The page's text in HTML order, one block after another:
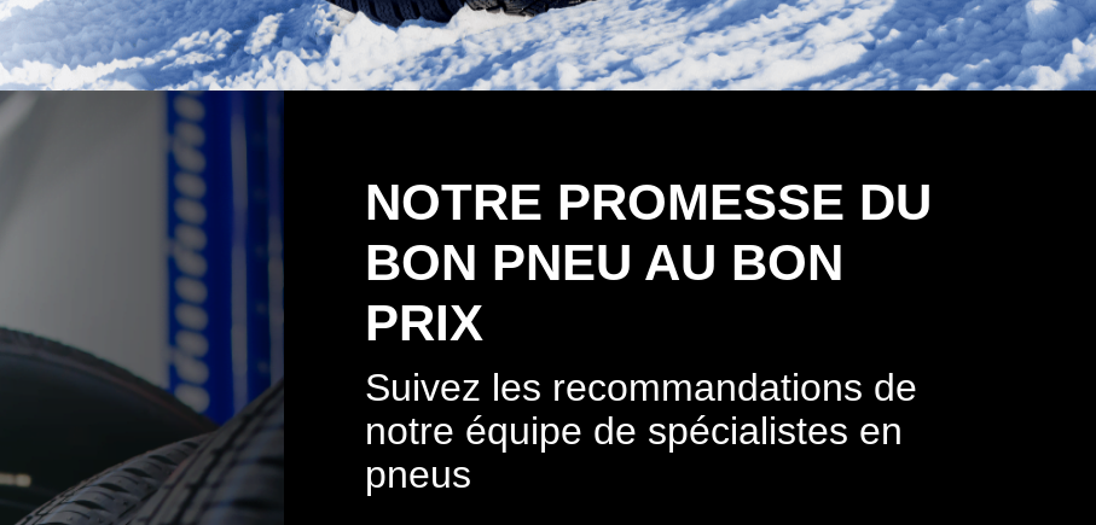
NOTRE PROMESSE DU
BON PNEU AU BON
PRIX
Suivez les recommandations de
notre équipe de spécialistes en
pneus